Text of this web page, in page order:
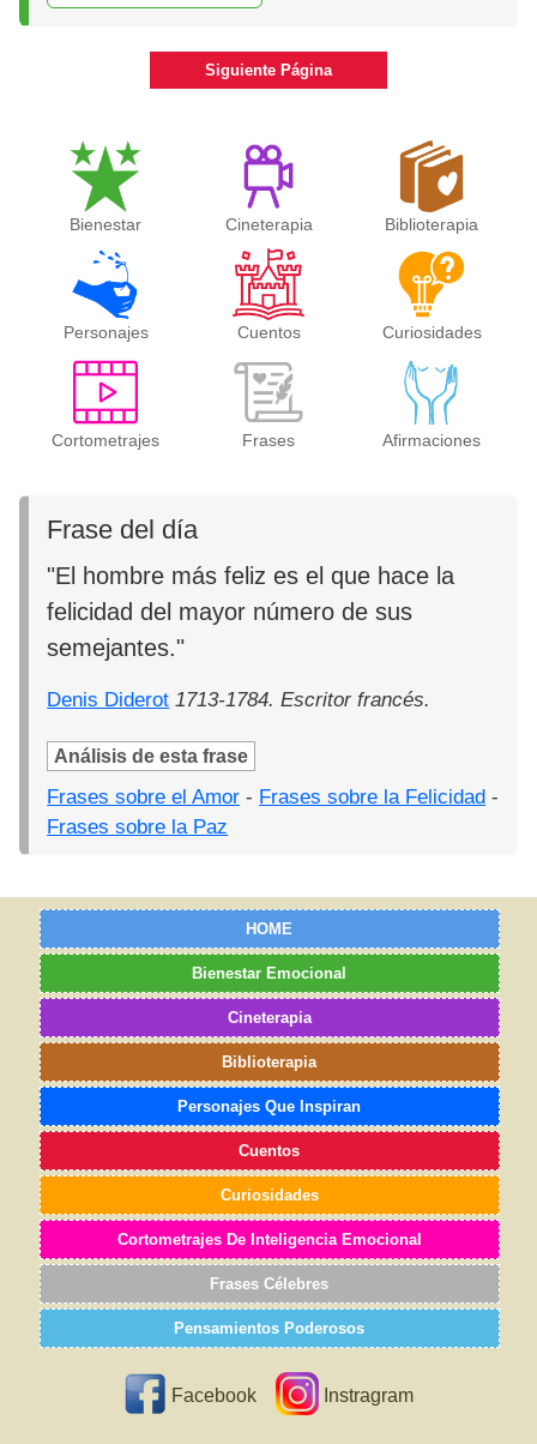
Siguiente Página
Bienestar Cineterapia Biblioterapia
Personajes Cuentos Curiosidades
Cortometrajes Frases Afirmaciones
Frase del día
"El hombre más feliz es el que hace la
felicidad del mayor número de sus
semejantes."
Denis Diderot 1713-1784. Escritor francés.
Análisis de esta frase
Frases sobre el Amor - Frases sobre la Felicidad -
Frases sobre la Paz
HOME
Bienestar Emocional
Cineterapia
Biblioterapia
Personajes Que Inspiran
Cuentos
Curiosidades
Cortometrajes De Inteligencia Emocional
Frases Célebres
Pensamientos Poderosos
Facebook Instragram